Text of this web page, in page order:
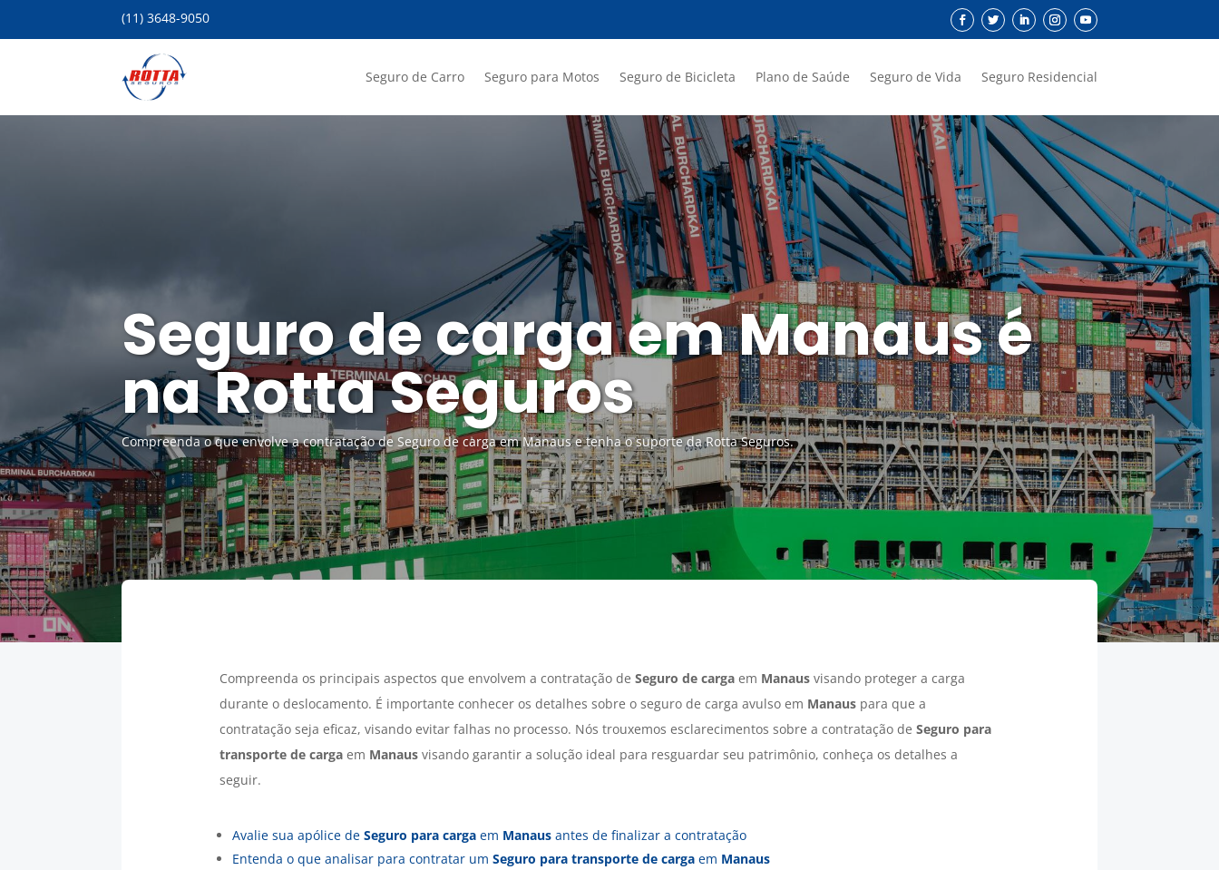
(11) 3648-9050
Seguro de Carro Seguro para Motos Seguro de Bicicleta Plano de Saúde Seguro de Vida Seguro Residencial
Seguro de carga em Manaus é
na Rotta Seguros
Compreenda o que envolve a contratação de Seguro de carga em Manaus e tenha o suporte da Rotta Seguros.
Compreenda os principais aspectos que envolvem a contratação de Seguro de cargaem Manausvisando proteger a carga
durante o deslocamento. É importante conhecer os detalhes sobre o seguro de carga avulso em Manauspara que a
contratação seja eficaz, visando evitar falhas no processo. Nós trouxemos esclarecimentos sobre a contratação de Seguro para
transporte de cargaem Manausvisando garantir a solução ideal para resguardar seu patrimônio, conheça os detalhes a
seguir.
Avalie sua apólice de Seguro para cargaem Manausantes de finalizar a contratação
Entenda o que analisar para contratar um Seguro para transporte de cargaem Manaus